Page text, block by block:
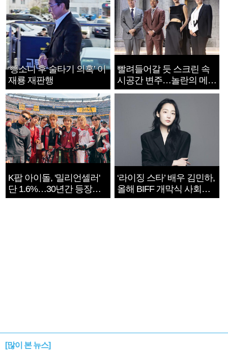
‘뺑소니 후 술타기 의혹’ 이
재룡 재판행
빨려들어갈 듯 스크린 속
시공간 변주…놀란의 메시
지는 ‘전쟁 속죄’
K팝 아이돌, '밀리언셀러'
단 1.6%…30년간 등장
1182개팀 전수조사
‘라이징 스타’ 배우 김민하,
올해 BIFF 개막식 사회자
확정
[많이 본 뉴스]